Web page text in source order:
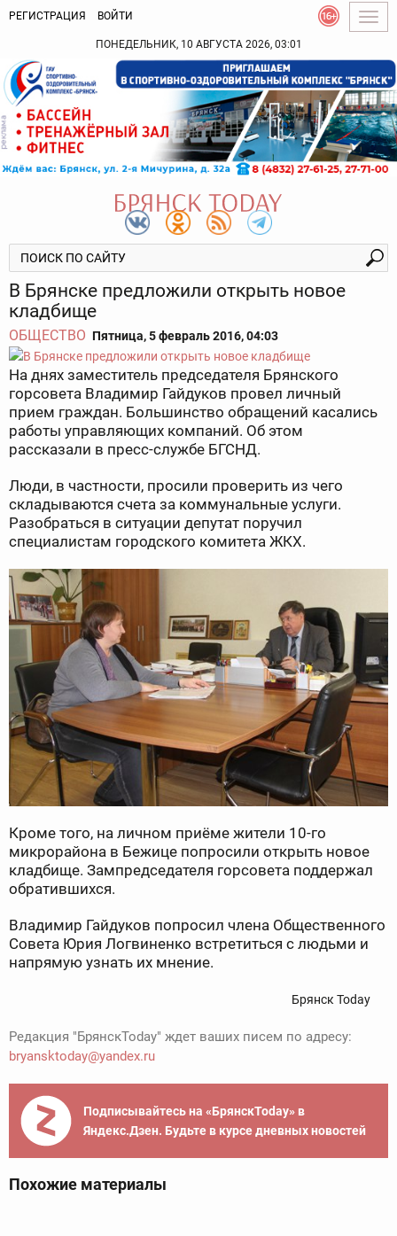
РЕГИСТРАЦИЯ ВОЙТИ
ПОНЕДЕЛЬНИК, 10 АВГУСТА 2026, 03:01
В Брянске предложили открыть новое
кладбище
ОБЩЕСТВО Пятница, 5 февраль 2016, 04:03
На днях заместитель председателя Брянского
горсовета Владимир Гайдуков провел личный
прием граждан. Большинство обращений касались
работы управляющих компаний. Об этом
рассказали в пресс-службе БГСНД.
Люди, в частности, просили проверить из чего
складываются счета за коммунальные услуги.
Разобраться в ситуации депутат поручил
специалистам городского комитета ЖКХ.
Кроме того, на личном приёме жители 10-го
микрорайона в Бежице попросили открыть новое
кладбище. Зампредседателя горсовета поддержал
обратившихся.
Владимир Гайдуков попросил члена Общественного
Совета Юрия Логвиненко встретиться с людьми и
напрямую узнать их мнение.
Брянск Today
Редакция "БрянскToday" ждет ваших писем по адресу:
bryansktoday@yandex.ru
Подписывайтесь на «БрянскToday» в
Яндекс.Дзен. Будьте в курсе дневных новостей
Похожие материалы